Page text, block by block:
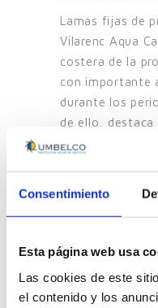
Consentimiento
Esta página web usa
Las cookies de este
el contenido y los
Lamas fijas de
Vilarenc Aqua
costera de la
con importante
durante los
de ello,
importante
tod
os
los